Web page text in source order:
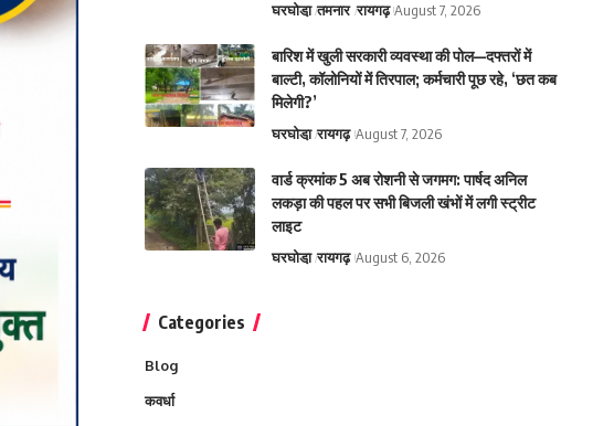
घरघोडा़ तमनार रायगढ़ August 7, 2026
बारिश में खुली सरकारी व्यवस्था की पोल—दफ्तरों में
बाल्टी, कॉलोनियों में तिरपाल; कर्मचारी पूछ रहे, ‘छत कब
मिलेगी?’
घरघोडा़ रायगढ़ August 7, 2026
वार्ड क्रमांक 5 अब रोशनी से जगमग: पार्षद अनिल
लकड़ा की पहल पर सभी बिजली खंभों में लगी स्ट्रीट
लाइट
घरघोडा़ रायगढ़ August 6, 2026
Categories
Blog
कवर्धा